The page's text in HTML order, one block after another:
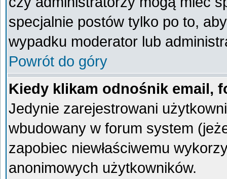
specjalnie postów tylko po to,
wypadku moderator lub
Powrót do góry
Kiedy klikam odnośnik email,
Jedynie zarejestrowani
wbudowany w forum system
zapobiec niewłaściwemu
anonimowych użytkowników.